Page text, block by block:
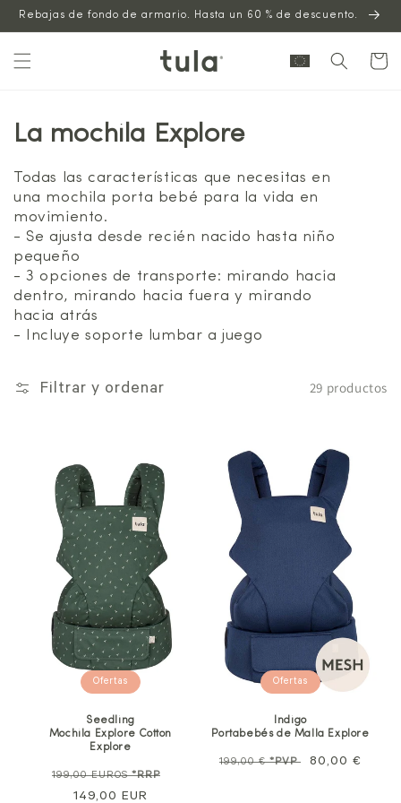
Saltar al
contenido
Rebajas de fondo de armario. Hasta un 60 % de descuento.
Carrito
La mochila Explore
Todas las características que necesitas en
una mochila porta bebé para la vida en
movimiento.
- Se ajusta desde recién nacido hasta niño
pequeño
- 3 opciones de transporte: mirando hacia
dentro, mirando hacia fuera y mirando
hacia atrás
- Incluye soporte lumbar a juego
Filtrar y ordenar 29 productos
Ofertas
Seedling
Mochila Explore Cotton
Explore
Precio
normal
199,00 EUROS*RRP
149,00 EUR
Ofertas
Indigo
Portabebés de Malla Explore
Precio
199,00 €*PVP
Precio
80,00 €